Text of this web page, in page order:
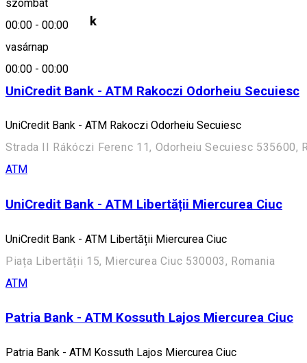
szombat
00:00 - 00:00
vasárnap
00:00 - 00:00
Hasonló helyek
UniCredit Bank - ATM Rakoczi Odorheiu Secuiesc
UniCredit Bank - ATM Rakoczi Odorheiu Secuiesc
Strada II Rákóczi Ferenc 11, Odorheiu Secuiesc 535600,
ATM
UniCredit Bank - ATM Libertății Miercurea Ciuc
UniCredit Bank - ATM Libertății Miercurea Ciuc
Piața Libertății 15, Miercurea Ciuc 530003, Romania
ATM
Patria Bank - ATM Kossuth Lajos Miercurea Ciuc
Patria Bank - ATM Kossuth Lajos Miercurea Ciuc